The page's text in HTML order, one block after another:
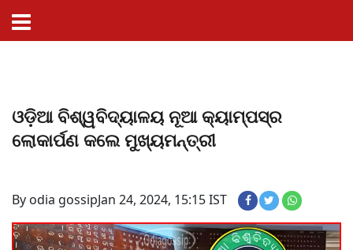
ଓଡ଼ିଆ ବିଶ୍ୱବିଦ୍ୟାଳୟ ନୂଆ କ୍ୟାମ୍ପସ୍‌ର
ଲୋକାର୍ପଣ କଲେ ମୁଖ୍ୟମନ୍ତ୍ରୀ
By odia gossipJan 24, 2024, 15:15 IST